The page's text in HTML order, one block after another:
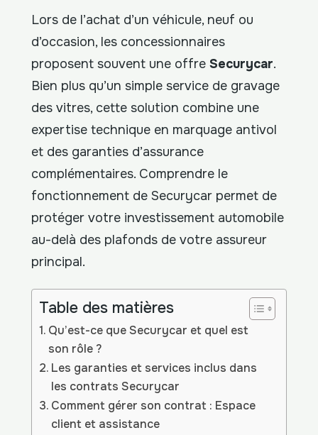
Lors de l’achat d’un véhicule, neuf ou
d’occasion, les concessionnaires
proposent souvent une offre Securycar.
Bien plus qu’un simple service de gravage
des vitres, cette solution combine une
expertise technique en marquage antivol
et des garanties d’assurance
complémentaires. Comprendre le
fonctionnement de Securycar permet de
protéger votre investissement automobile
au-delà des plafonds de votre assureur
principal.
Table des matières
Qu’est-ce que Securycar et quel est
son rôle ?
Les garanties et services inclus dans
les contrats Securycar
Comment gérer son contrat : Espace
client et assistance